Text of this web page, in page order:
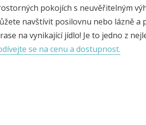
pokojích s neuvěřitelným
navštívit posilovnu nebo lázně a
na vynikající jídlo! Je to jedno z
se na cenu a dostupnost.